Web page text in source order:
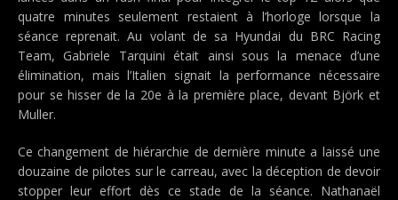
quatre minutes seulement restaient à l’horloge lorsque la
séance reprenait. Au volant de sa Hyundai du BRC Racing
Team, Gabriele Tarquini était ainsi sous la menace d’une
élimination, mais l’Italien signait la performance nécessaire
pour se hisser de la 20e à la première place, devant Björk et
Muller.
Ce changement de hiérarchie de dernière minute a laissé une
douzaine de pilotes sur le carreau, avec la déception de devoir
stopper leur effort dès ce stade de la séance. Nathanaël